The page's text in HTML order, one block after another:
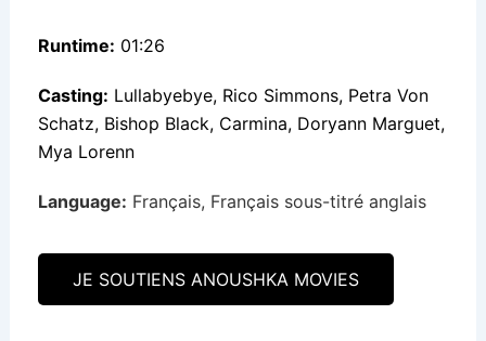
Runtime: 01:26
Casting: Lullabyebye, Rico Simmons, Petra Von
Schatz, Bishop Black, Carmina, Doryann Marguet,
Mya Lorenn
Language: Français, Français sous-titré anglais
JE SOUTIENS ANOUSHKA MOVIES